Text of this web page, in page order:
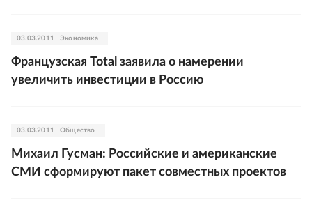
03.03.2011 Экономика
Французская Total заявила о намерении
увеличить инвестиции в Россию
03.03.2011 Общество
Михаил Гусман: Российские и американские
СМИ сформируют пакет совместных проектов